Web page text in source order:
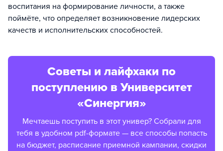
воспитания на формирование личности, а также
поймёте, что определяет возникновение лидерских
качеств и исполнительских способностей.
Советы и лайфхаки по
поступлению в Университет
«Синергия»
Мечтаешь поступить в этот универ? Собрали для
тебя в удобном pdf-формате — все способы попасть
на бюджет, расписание приемной кампании, скидки